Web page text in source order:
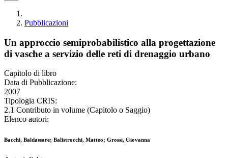
Pubblicazioni
Un approccio semiprobabilistico alla progettazione
di vasche a servizio delle reti di drenaggio urbano
Capitolo di libro
Data di Pubblicazione:
2007
Tipologia CRIS:
2.1 Contributo in volume (Capitolo o Saggio)
Elenco autori:
Bacchi, Baldassare; Balistrocchi, Matteo; Grossi, Giovanna